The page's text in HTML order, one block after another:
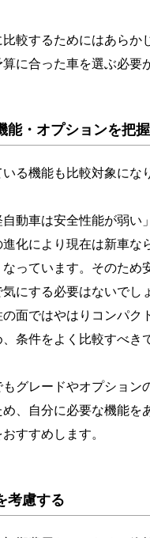
比較するためにはあらか
に合った車を選ぶ必要
能・オプションを把
る機能も比較対象にな
動車は安全性能が弱い
進化により現在は新車な
っています。そのため
気にする必要はないでし
面ではやはりコンパク
条件をよく比較すべき
もグレードやオプション
め、自分に必要な機能を
すすめします。
考慮する